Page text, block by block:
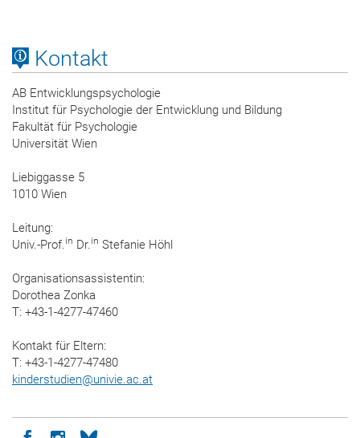
Kontakt
AB Entwicklungspsychologie
Institut für Psychologie der Entwicklung und Bildung
Fakultät für Psychologie
Universität Wien
Liebiggasse 5
1010 Wien
Leitung:
Univ.-Prof.in Dr.in Stefanie Höhl
Organisationsassistentin:
Dorothea Zonka
T: +43-1-4277-47460
Kontakt für Eltern:
T: +43-1-4277-47480
kinderstudien@univie.ac.at